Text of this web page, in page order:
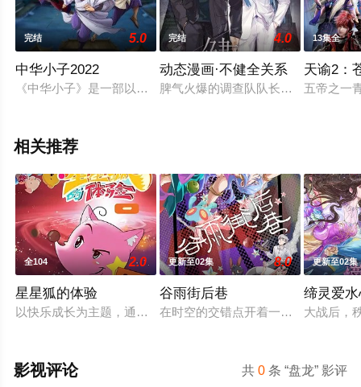
完结 5.0
中华小子2022
《中华小子》是一部以中国功夫为题材的动画片。讲述了明朝
完结 4.0
动态漫画·不健全关系
脾气火爆的调查队队长钱错，与高
13集全
天谕2：
五帝之一
相关推荐
全104 2.0
星星狐的体验
以快乐成长为主题，通过星星狐演绎不同的职业角色，帮助了
更新至02集 8.0
谷雨街后巷
在时空的交错点开着一间酒馆——谷
更新至02集
缔灵爱
大战后，
共0 条 “盘龙” 影评
影视评论